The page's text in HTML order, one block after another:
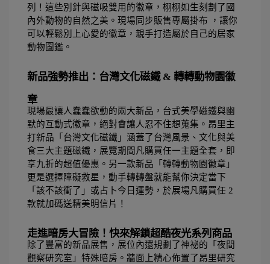
列！這些別針與磁吸雙用的徽章，栩栩如生刻劃了國
內外動物的自然之美。現場同步販售專屬掛布 ，讓你
可以輕鬆別上心愛的徽章，親手打造屬於自己的居家
動物圖鑑。
新品強勢推出：台灣文化磁鐵 & 轉轉動物園徽
章
現場最讓人蠢蠢欲動的兩大新品，台式美學磁鐵與幽
默的互動式徽章，絕對會讓人忍不住想蒐集。昂里主
打新品「台灣文化磁鐵」涵蓋了台灣風景、文化與美
食三大主題磁鐵，展覽期間凡購買任一主題全套，即
享九折的超值優惠。另一款新品「轉轉動物園徽章」
更是選擇障礙救星，動手轉轉盤就能幫你決定當下
「該不該衝了」或占卜今日運勢，於展場凡購買任 2
款就加碼送精美明信片！
走進暗房大冒險！快來解鎖超酷夜光系列商品
除了豐富的新品展售，展位內還規劃了神祕的「夜間
觀察研究室」特殊暗房。牆面上精心佈置了昂里研究